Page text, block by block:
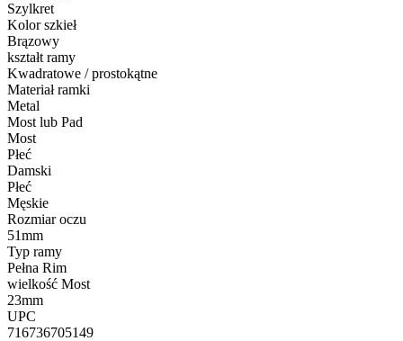
Szylkret
Kolor szkieł
Brązowy
kształt ramy
Kwadratowe / prostokątne
Materiał ramki
Metal
Most lub Pad
Most
Płeć
Damski
Płeć
Męskie
Rozmiar oczu
51mm
Typ ramy
Pełna Rim
wielkość Most
23mm
UPC
716736705149